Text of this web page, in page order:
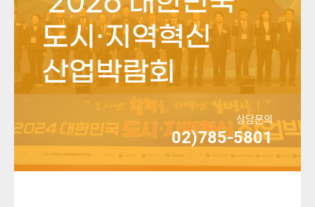
도시·지역혁신
산업박람회
상담문의
02)785-5801